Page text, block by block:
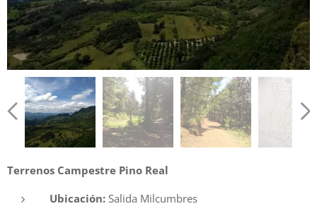
Terrenos Campestre Pino Real
Ubicación: Salida Milcumbres